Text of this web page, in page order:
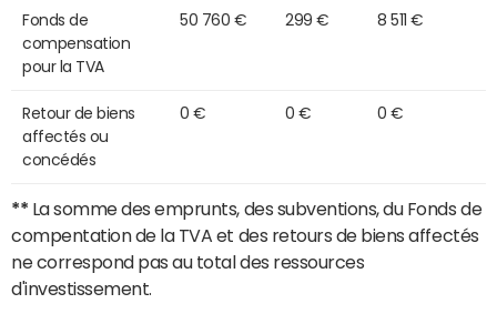
Fonds de
compensation
pour la TVA
50 760 € 299 € 8 511 €
Retour de biens
affectés ou
concédés
0 € 0 € 0 €
** La somme des emprunts, des subventions, du Fonds de
compentation de la TVA et des retours de biens affectés
ne correspond pas au total des ressources
d'investissement.